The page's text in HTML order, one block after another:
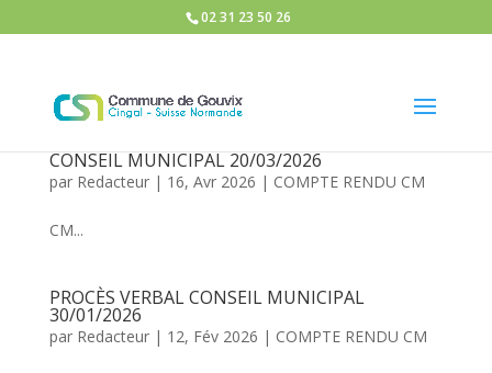
02 31 23 50 26
CONSEIL MUNICIPAL 20/03/2026
par Redacteur| 16, Avr 2026 | COMPTE RENDU CM
CM...
PROCÈS VERBAL CONSEIL MUNICIPAL
30/01/2026
par Redacteur| 12, Fév 2026 | COMPTE RENDU CM